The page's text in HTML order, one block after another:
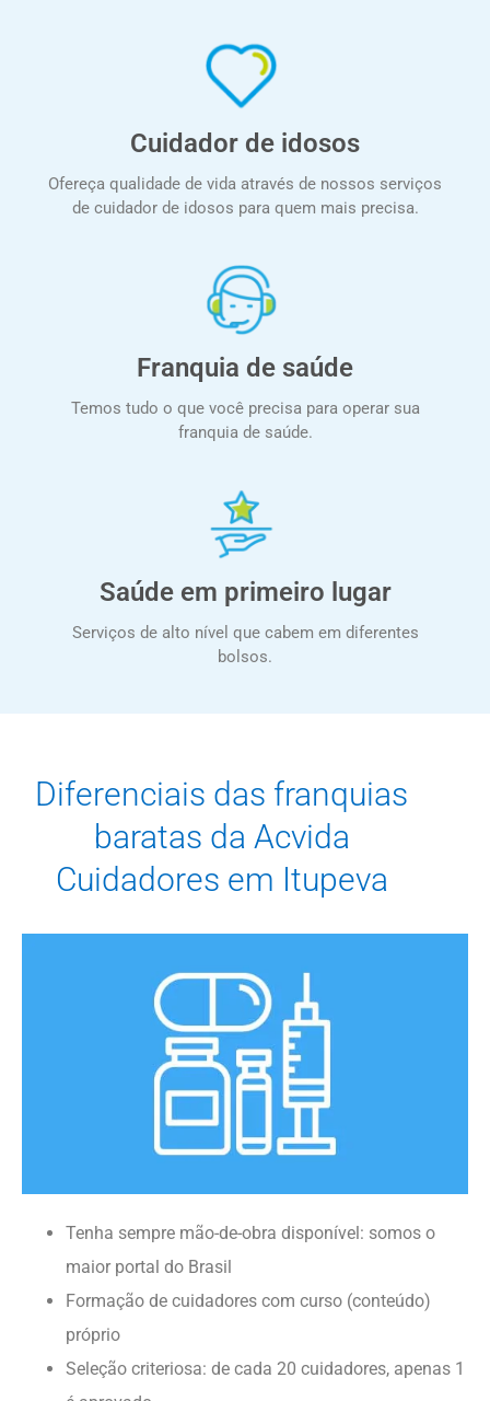
Cuidador de idosos
Ofereça qualidade de vida através de nossos serviços
de cuidador de idosos para quem mais precisa.
Franquia de saúde
Temos tudo o que você precisa para operar sua
franquia de saúde.
Saúde em primeiro lugar
Serviços de alto nível que cabem em diferentes
bolsos.
Diferenciais das franquias
baratas da Acvida
Cuidadores em Itupeva
Tenha sempre mão-de-obra disponível: somos o
maior portal do Brasil
Formação de cuidadores com curso (conteúdo)
próprio
Seleção criteriosa: de cada 20 cuidadores, apenas 1